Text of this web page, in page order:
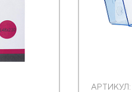
АРТИКУЛ: